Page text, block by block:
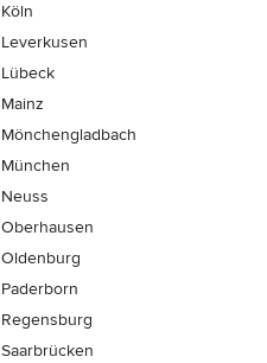
Köln
Leverkusen
Lübeck
Mainz
Mönchen­gladbach
München
Neuss
Oberhausen
Oldenburg
Paderborn
Regensburg
Saarbrücken